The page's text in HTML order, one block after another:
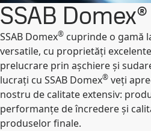
SSAB Domex®
SSAB Domex® cuprinde o gamă
versatile, cu proprietăți
prelucrare prin așchiere și
lucrați cu SSAB Domex® veți
nostru de calitate extensiv:
performanțe de încredere și
produselor finale.